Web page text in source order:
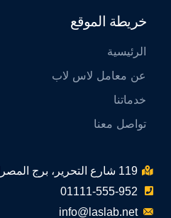
خريطة الموقع
الرئيسية
عن معامل لاس لاب
خدماتنا
تواصل معنا
119 شارع التحرير، برج المصراوي الطبي الدقي، الجيزة
01111-555-952
info@laslab.net